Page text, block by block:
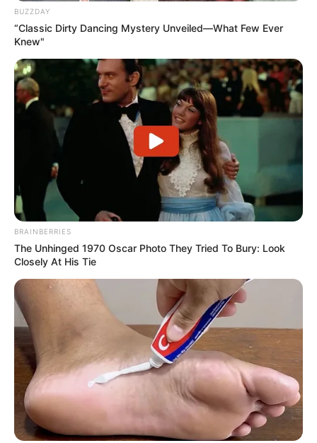
BUZZDAY
“Classic Dirty Dancing Mystery Unveiled—What Few Ever
Knew"
BRAINBERRIES
The Unhinged 1970 Oscar Photo They Tried To Bury: Look
Closely At His Tie